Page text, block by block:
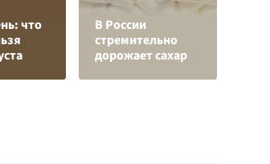
что
В России
стремительно
дорожает сахар